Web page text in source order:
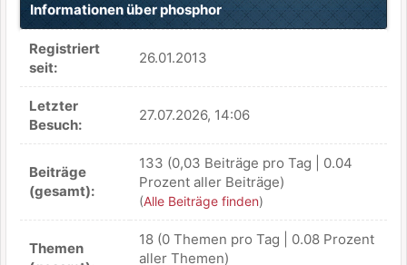
Informationen über phosphor
Registriert
seit:
26.01.2013
Letzter
Besuch:
27.07.2026, 14:06
Beiträge
(gesamt):
133 (0,03 Beiträge pro Tag | 0.04
Prozent aller Beiträge)
(Alle Beiträge finden)
Themen
18 (0 Themen pro Tag | 0.08 Prozent
aller Themen)